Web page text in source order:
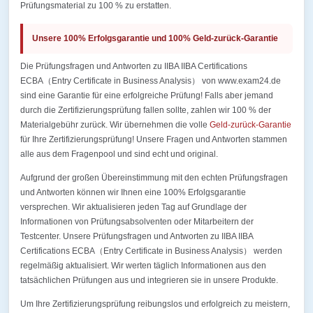
Prüfungsmaterial zu 100 % zu erstatten.
Unsere 100% Erfolgsgarantie und 100% Geld-zurück-Garantie
Die Prüfungsfragen und Antworten zu IIBA IIBA Certifications
ECBA（Entry Certificate in Business Analysis） von www.exam24.de
sind eine Garantie für eine erfolgreiche Prüfung! Falls aber jemand
durch die Zertifizierungsprüfung fallen sollte, zahlen wir 100 % der
Materialgebühr zurück. Wir übernehmen die volle Geld-zurück-Garantie
für Ihre Zertifizierungsprüfung! Unsere Fragen und Antworten stammen
alle aus dem Fragenpool und sind echt und original.
Aufgrund der großen Übereinstimmung mit den echten Prüfungsfragen
und Antworten können wir Ihnen eine 100% Erfolgsgarantie
versprechen. Wir aktualisieren jeden Tag auf Grundlage der
Informationen von Prüfungsabsolventen oder Mitarbeitern der
Testcenter. Unsere Prüfungsfragen und Antworten zu IIBA IIBA
Certifications ECBA（Entry Certificate in Business Analysis） werden
regelmäßig aktualisiert. Wir werten täglich Informationen aus den
tatsächlichen Prüfungen aus und integrieren sie in unsere Produkte.
Um Ihre Zertifizierungsprüfung reibungslos und erfolgreich zu meistern,